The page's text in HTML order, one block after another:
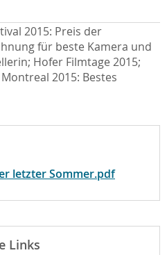
2015: Preis der
für beste Kamera und
Hofer Filmtage 2015;
2015: Bestes
letzter Sommer.pdf
Links